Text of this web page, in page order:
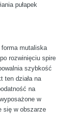
pułapek
mutaliska
rozwinięciu spire
szybkość
ten działa na
na
w
się w obszarze